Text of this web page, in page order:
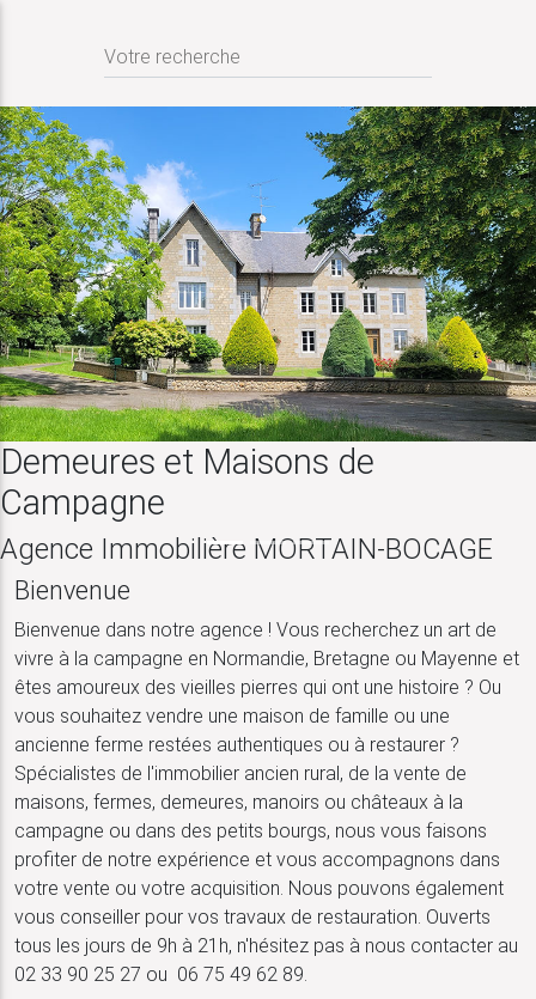
Votre recherche
Demeures et Maisons de
Campagne
Agence Immobilière MORTAIN-BOCAGE
Bienvenue
Bienvenue dans notre agence ! Vous recherchez un art de
vivre à la campagne en Normandie, Bretagne ou Mayenne et
êtes amoureux des vieilles pierres qui ont une histoire ? Ou
vous souhaitez vendre une maison de famille ou une
ancienne ferme restées authentiques ou à restaurer ?
Spécialistes de l'immobilier ancien rural, de la vente de
maisons, fermes, demeures, manoirs ou châteaux à la
campagne ou dans des petits bourgs, nous vous faisons
profiter de notre expérience et vous accompagnons dans
votre vente ou votre acquisition. Nous pouvons également
vous conseiller pour vos travaux de restauration. Ouverts
tous les jours de 9h à 21h, n'hésitez pas à nous contacter au
02 33 90 25 27 ou 06 75 49 62 89.